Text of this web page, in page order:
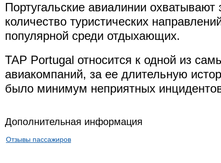
Португальские авиалинии охватывают
количество туристических
популярной среди отдыхающих.
TAP Portugal относится к одной из
авиакомпаний, за ее длительную
было минимум неприятных
Дополнительная информация
Отзывы пассажиров